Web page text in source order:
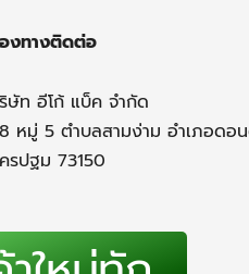
งทางติดต่อ
ษัท อีโก้ แบ็ค จำกัด
หมู่ 5 ตำบลสามง่าม อำเภอดอ
รปฐม 73150